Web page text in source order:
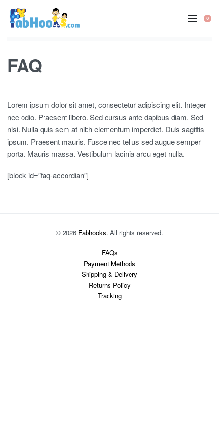
content
0
FAQ
Lorem ipsum dolor sit amet, consectetur adipiscing elit. Integer
nec odio. Praesent libero. Sed cursus ante dapibus diam. Sed
nisi. Nulla quis sem at nibh elementum imperdiet. Duis sagittis
ipsum. Praesent mauris. Fusce nec tellus sed augue semper
porta. Mauris massa. Vestibulum lacinia arcu eget nulla.
[block id=”faq-accordian”]
© 2026 Fabhooks. All rights reserved.
FAQs
Payment Methods
Shipping & Delivery
Returns Policy
Tracking